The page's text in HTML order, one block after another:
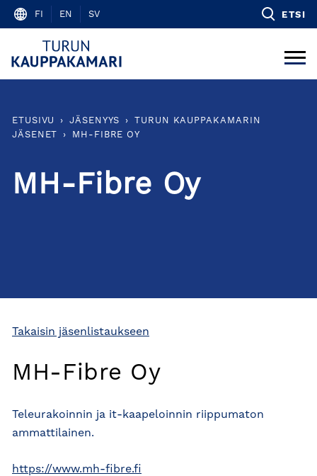
Skip
content
FI EN SV ETSI
ETUSIVU › JÄSENYYS ›
TURUN KAUPPAKAMARIN
JÄSENET
› MH-FIBRE OY
MH-Fibre Oy
Takaisin jäsenlistaukseen
MH-Fibre Oy
Teleurakoinnin ja it-kaapeloinnin riippumaton
ammattilainen.
https://www.mh-fibre.fi